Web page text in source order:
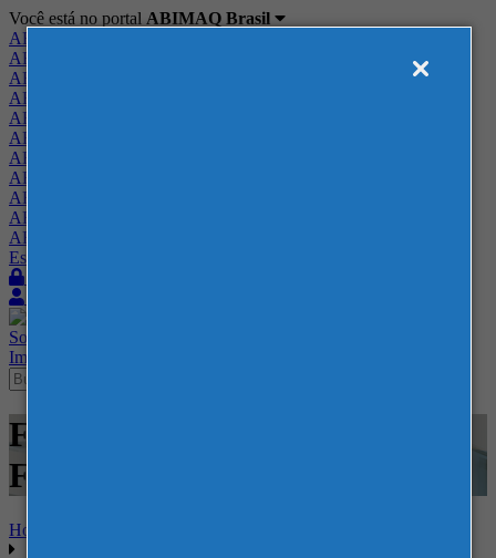
Você está no portal ABIMAQ Brasil
ABIMAQ Brasil
ABIMAQ Minas Gerais
ABIMAQ Norte-Nordeste
ABIMAQ Paraná
ABIMAQ Piracicaba
ABIMAQ Ribeirão Preto
ABIMAQ Rio de Janeiro
ABIMAQ Rio Grande do Sul
ABIMAQ Santa Catarina
ABIMAQ São Paulo
ABIMAQ Vale do Paraíba
Escritório de Relações Governamentais
Sobre
Imprensa
Feiras - Parque da Uva - SP -
Feira Nacional - Ginástica
Home